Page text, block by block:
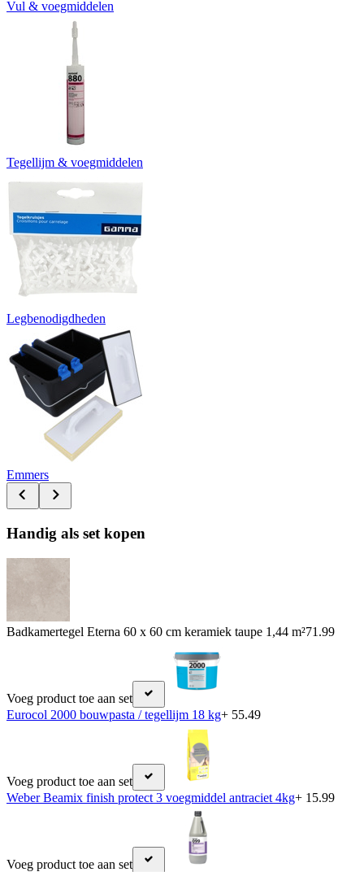
Vul & voegmiddelen
Tegellijm & voegmiddelen
Legbenodigdheden
Emmers
Handig als set kopen
Badkamertegel Eterna 60 x 60 cm keramiek taupe 1,44 m²71.99
Voeg product toe aan set
Eurocol 2000 bouwpasta / tegellijm 18 kg+ 55.49
Voeg product toe aan set
Weber Beamix finish protect 3 voegmiddel antraciet 4kg+ 15.99
Voeg product toe aan set